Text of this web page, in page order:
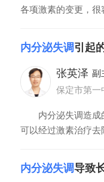
各项激素的变更，
作，女性生育能
失调，女性的外貌上
肤恶化，出现黄斑
内分泌失调引起
张英泽 副
保定市第一
内分泌失调造成
可以经过激素治疗
成的色斑，可以服
疗。
内分泌失调导致